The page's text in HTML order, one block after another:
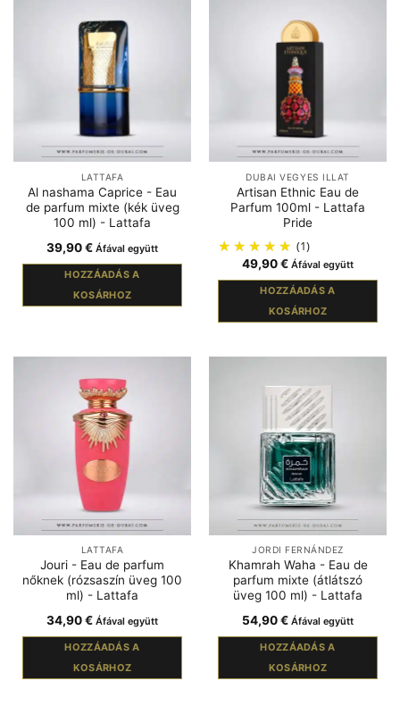
LATTAFA
Al nashama Caprice - Eau
de parfum mixte (kék üveg
100 ml) - Lattafa
39,90€ Áfával együtt
HOZZÁADÁS A
KOSÁRHOZ
DUBAI VEGYES ILLAT
Artisan Ethnic Eau de
Parfum 100ml - Lattafa
Pride
(1)
49,90€ Áfával együtt
HOZZÁADÁS A
KOSÁRHOZ
LATTAFA
Jouri - Eau de parfum
nőknek (rózsaszín üveg 100
ml) - Lattafa
34,90€ Áfával együtt
HOZZÁADÁS A
KOSÁRHOZ
JORDI FERNÁNDEZ
Khamrah Waha - Eau de
parfum mixte (átlátszó
üveg 100 ml) - Lattafa
54,90€ Áfával együtt
HOZZÁADÁS A
KOSÁRHOZ